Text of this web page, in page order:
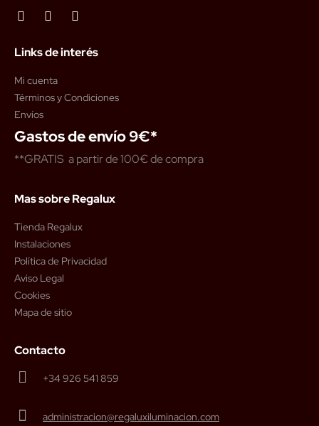
Links de interés
Mi cuenta
Términos y Condiciones
Envíos
Gastos de envío 9€*
**GRATIS a partir de 100€ de compra
Mas sobre Regalux
Tienda Regalux
Instalaciones
Política de Privacidad
Aviso Legal
Cookies
Mapa de sitio
Contacto
+34 926 541 859
administracion@regaluxiluminacion.com